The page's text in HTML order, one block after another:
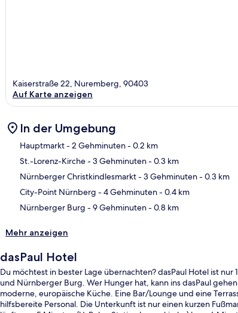
Kaiserstraße 22, Nuremberg, 90403
Auf Karte anzeigen
In der Umgebung
Hauptmarkt- 2 Gehminuten- 0.2 km
St.-Lorenz-Kirche- 3 Gehminuten- 0.3 km
Nürnberger Christkindlesmarkt- 3 Gehminuten- 0.3 km
City-Point Nürnberg - 4 Gehminuten- 0.4 km
Nürnberger Burg - 9 Gehminuten- 0.8 km
Mehr anzeigen
dasPaul Hotel
Du möchtest in bester Lage übernachten? dasPaul Hotel ist
und Nürnberger Burg. Wer Hunger hat, kann ins dasPaul
moderne, europäische Küche. Eine Bar/Lounge und eine
hilfsbereite Personal. Die Unterkunft ist nur einen kurzen